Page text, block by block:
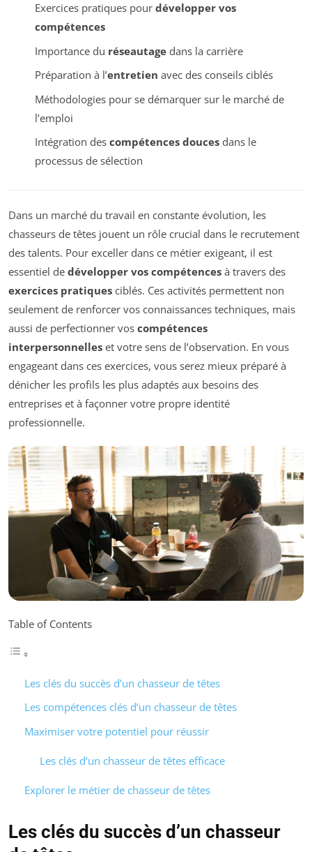
Exercices pratiques pour développer vos
compétences
Importance du réseautagedans la carrière
Préparation à l’entretien avec des conseils ciblés
Méthodologies pour se démarquer sur le marché de
l’emploi
Intégration des compétences doucesdans le
processus de sélection
Dans un marché du travail en constante évolution, les
chasseurs de têtes jouent un rôle crucial dans le recrutement
des talents. Pour exceller dans ce métier exigeant, il est
essentiel de développer vos compétences à travers des
exercices pratiques ciblés. Ces activités permettent non
seulement de renforcer vos connaissances techniques, mais
aussi de perfectionner vos compétences
interpersonnelles et votre sens de l’observation. En vous
engageant dans ces exercices, vous serez mieux préparé à
dénicher les profils les plus adaptés aux besoins des
entreprises et à façonner votre propre identité
professionnelle.
Table of Contents
Les clés du succès d’un chasseur de têtes
Les compétences clés d’un chasseur de têtes
Maximiser votre potentiel pour réussir
Les clés d’un chasseur de têtes efficace
Explorer le métier de chasseur de têtes
Les clés du succès d’un chasseur